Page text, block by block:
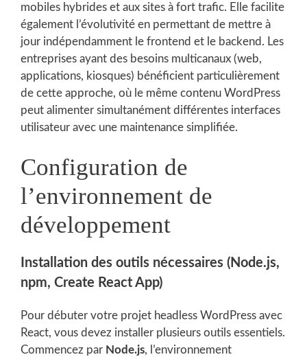
mobiles hybrides et aux sites à fort trafic. Elle facilite
également l’évolutivité en permettant de mettre à
jour indépendamment le frontend et le backend. Les
entreprises ayant des besoins multicanaux (web,
applications, kiosques) bénéficient particulièrement
de cette approche, où le même contenu WordPress
peut alimenter simultanément différentes interfaces
utilisateur avec une maintenance simplifiée.
Configuration de
l’environnement de
développement
Installation des outils nécessaires (Node.js,
npm, Create React App)
Pour débuter votre projet headless WordPress avec
React, vous devez installer plusieurs outils essentiels.
Commencez par Node.js, l’environnement